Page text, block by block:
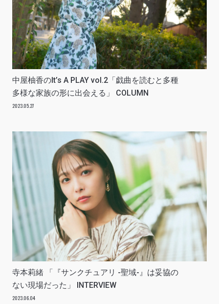
中屋柚香のIt’s A PLAY vol.2「戯曲を読むと多種
多様な家族の形に出会える」 COLUMN
2023.05.27
寺本莉緒 「『サンクチュアリ -聖域-』は妥協の
ない現場だった」 INTERVIEW
2023.06.04